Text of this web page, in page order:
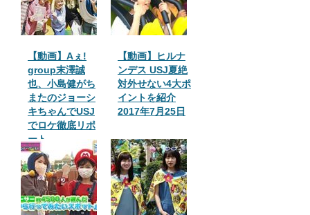
【動画】Aぇ!
group末澤誠
也、小島健がち
またのジョーシ
キちゃんでUSJ
でロケ徹底リポ
ート
【動画】ヒルナ
ンデス USJ夏絶
対外せない4大ポ
イントを紹介
2017年7月25日